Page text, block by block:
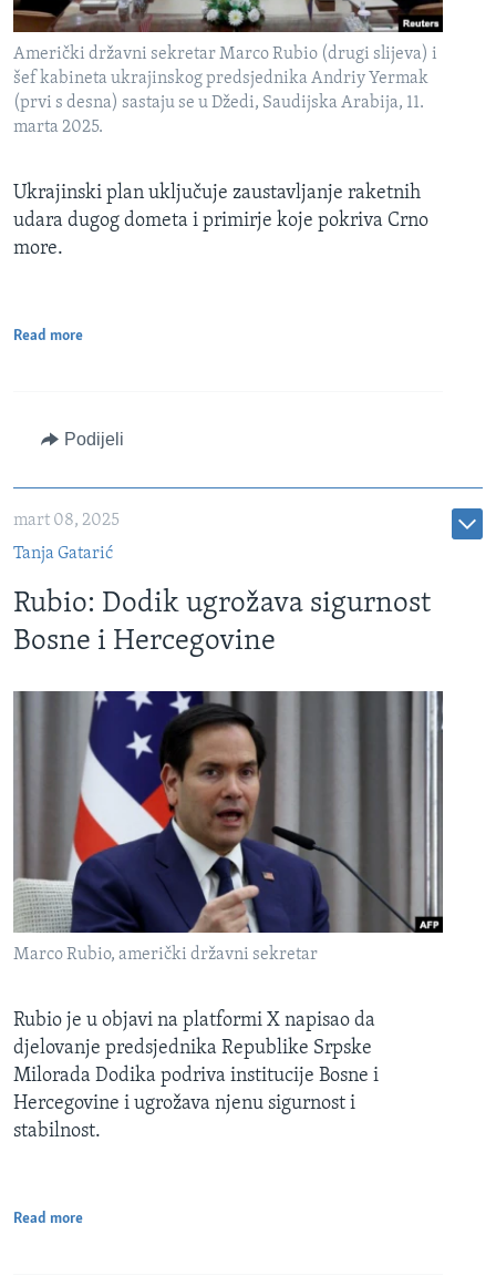
Američki državni sekretar Marco Rubio (drugi slijeva) i
šef kabineta ukrajinskog predsjednika Andriy Yermak
(prvi s desna) sastaju se u Džedi, Saudijska Arabija, 11.
marta 2025.
Ukrajinski plan uključuje zaustavljanje raketnih
udara dugog dometa i primirje koje pokriva Crno
more.
Read more
Podijeli
mart 08, 2025
Tanja Gatarić
Rubio: Dodik ugrožava sigurnost
Bosne i Hercegovine
Marco Rubio, američki državni sekretar
Rubio je u objavi na platformi X napisao da
djelovanje predsjednika Republike Srpske
Milorada Dodika podriva institucije Bosne i
Hercegovine i ugrožava njenu sigurnost i
stabilnost.
Read more